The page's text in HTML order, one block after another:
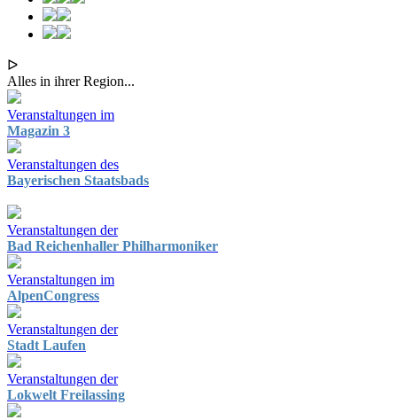
ᐅ
Alles in ihrer Region...
Veranstaltungen im
Magazin 3
Veranstaltungen des
Bayerischen Staatsbads
Veranstaltungen der
Bad Reichenhaller Philharmoniker
Veranstaltungen im
AlpenCongress
Veranstaltungen der
Stadt Laufen
Veranstaltungen der
Lokwelt Freilassing